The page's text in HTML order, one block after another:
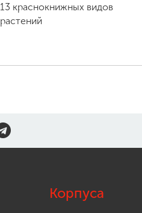
13 краснокнижных видов
растений
Корпуса